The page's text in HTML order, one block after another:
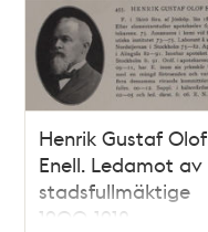
Relaterade
poster
och
teman
Henrik Gustaf Olof
Enell. Ledamot av
stadsfullmäktige
1900-1912